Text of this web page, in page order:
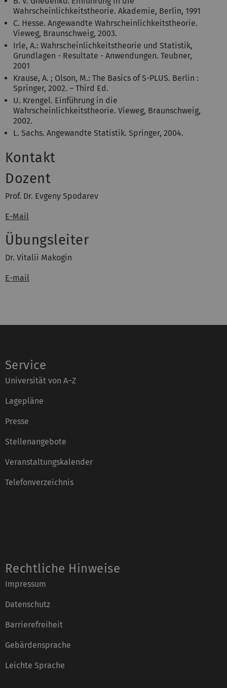
Wahrscheinlichkeitstheorie. Akademie, Berlin, 1991
C. Hesse. Angewandte Wahrscheinlichkeitstheorie.
Vieweg, Braunschweig, 2003.
Irle, A.: Wahrscheinlichkeitstheorie und Statistik,
Grundlagen - Resultate - Anwendungen. Teubner,
2001
Krause, A. ; Olson, M.: The Basics of S-PLUS. Berlin :
Springer, 2002. – Third Ed.
U. Krengel. Einführung in die
Wahrscheinlichkeitstheorie. Vieweg, Braunschweig,
2002.
L. Sachs. Angewandte Statistik. Springer, 2004.
Kontakt
Dozent
Prof. Dr. Evgeny Spodarev
E-Mail
Übungsleiter
Dr. Vitalii Makogin
E-mail
Service
Universität von A–Z
Lagepläne
Presse
Stellenangebote
Veranstaltungskalender
Telefonverzeichnis
Rechtliche Hinweise
Impressum
Datenschutz
Barrierefreiheit
Gebärdensprache
Leichte Sprache